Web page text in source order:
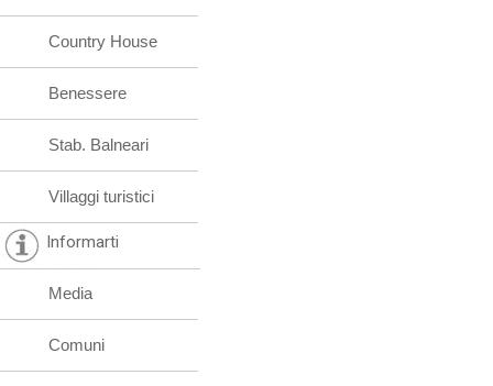
Country House
Benessere
Stab. Balneari
Villaggi turistici
Informarti
Media
Comuni